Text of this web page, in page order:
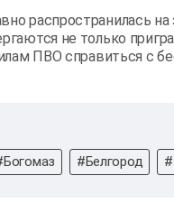
распространилась
не только
ПВО справиться с
#Белгород